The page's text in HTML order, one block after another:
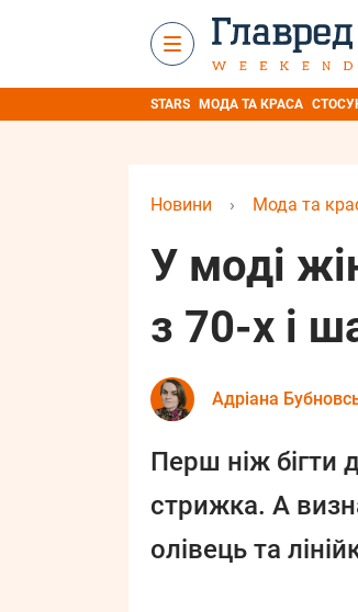
STARS МОДА ТА КРАСА
Новини › Мода та
У моді
з 70-х і
Адріана
Перш ніж бігти
стрижка. А
олівець та